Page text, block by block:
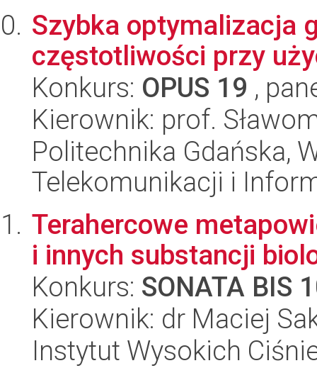
Szybka optymalizacja
częstotliwości przy
Konkurs: OPUS 19 ,
Kierownik: prof.
Politechnika Gdańska,
Telekomunikacji i
Terahercowe
i innych substancji
Konkurs: SONATA BIS
Kierownik: dr Maciej
Instytut Wysokich